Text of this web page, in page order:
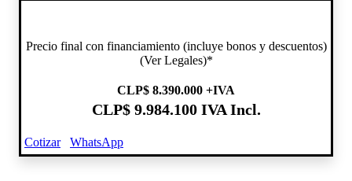
Precio final con financiamiento (incluye bonos y descuentos)
(Ver Legales)*
CLP$ 8.390.000 +IVA
CLP$ 9.984.100IVA Incl.
Cotizar WhatsApp